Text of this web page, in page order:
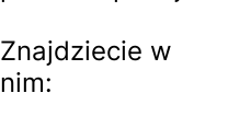
Znajdziecie w
nim: